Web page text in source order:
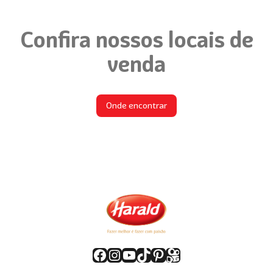
Confira nossos locais de
venda
Onde encontrar
Facebook
Instagram
Youtube
TikTok
Pinterest
Kwai